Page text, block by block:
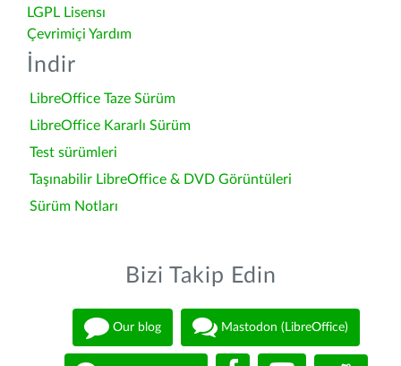
LGPL Lisensı
Çevrimiçi Yardım
İndir
LibreOffice Taze Sürüm
LibreOffice Kararlı Sürüm
Test sürümleri
Taşınabilir LibreOffice & DVD Görüntüleri
Sürüm Notları
Bizi Takip Edin
Our blog Mastodon (LibreOffice)